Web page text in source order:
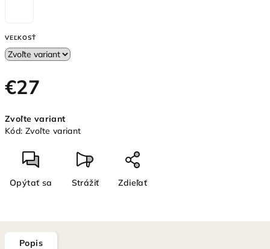
VEĽKOSŤ
€27
cena:
Zvoľte variant
Kód: Zvoľte variant
Opýtať sa Strážiť Zdieľať
Popis